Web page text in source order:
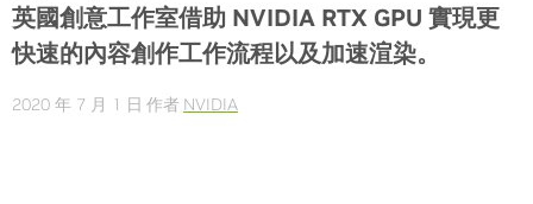
英國創意工作室借助 NVIDIA RTX GPU 實現更
快速的內容創作工作流程以及加速渲染。
2020 年 7 月 1 日 作者 NVIDIA